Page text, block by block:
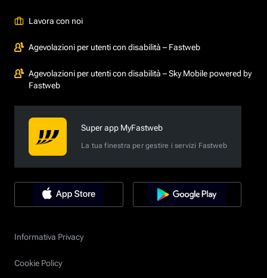
Lavora con noi
Agevolazioni per utenti con disabilità – Fastweb
Agevolazioni per utenti con disabilità – Sky Mobile powered by
Fastweb
Super app MyFastweb
La tua finestra per gestire i servizi Fastweb
Informativa Privacy
Cookie Policy